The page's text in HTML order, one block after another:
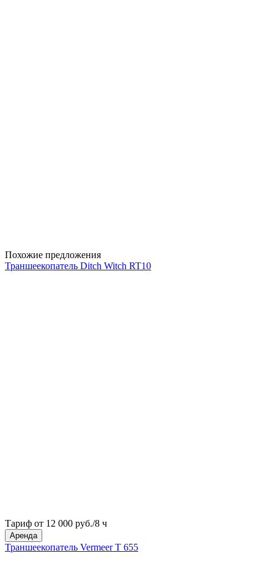
Похожие предложения
Траншеекопатель Ditch Witch RT10
Тариф от 12 000 руб./8 ч
Аренда
Траншеекопатель Vermeer T 655